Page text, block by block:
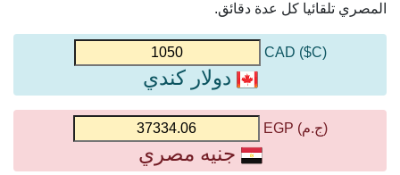
المصري تلقائيا كل عدة دقائق.
(C$) CAD
دولار كندي
(ج.م) EGP
جنيه مصري